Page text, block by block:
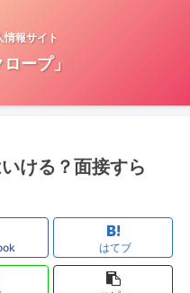
情報サイト
ープ」
ける？面接すら
はてブ